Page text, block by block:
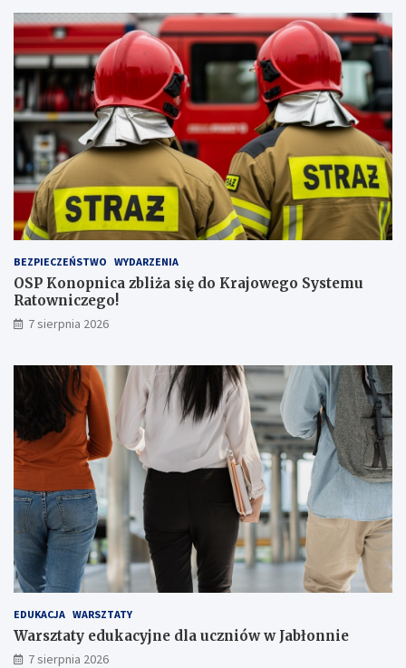
y
ż
s
z
ą
l
c
z
b
ą
a
a
ż
e
r
!
BEZPIECZEŃSTWO WYDARZENIA
OSP Konopnica zbliża się do Krajowego Systemu
Ratowniczego!
7 sierpnia 2026
EDUKACJA WARSZTATY
Warsztaty edukacyjne dla uczniów w Jabłonnie
7 sierpnia 2026